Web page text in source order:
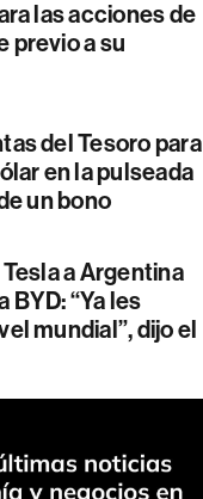
las acciones de
previo a su
del Tesoro para
en la pulseada
un bono
a Argentina
BYD: “Ya les
mundial”, dijo el